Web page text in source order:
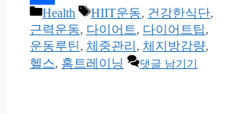
Share
카
테
고
리
Health
태
그
HIIT운동, 건강한식단,
근력운동, 다이어트, 다이어트팁,
운동루틴, 체중관리 , 체지방감량,
헬스, 홈트레이닝 댓글 남기기